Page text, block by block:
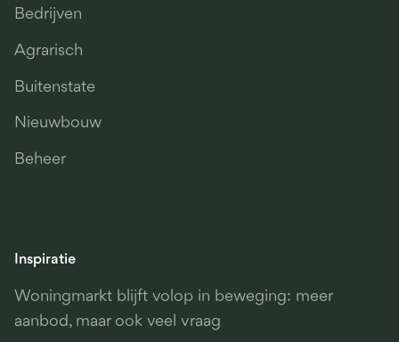
Bedrijven
Agrarisch
Buitenstate
Nieuwbouw
Beheer
Inspiratie
Woningmarkt blijft volop in beweging: meer
aanbod, maar ook veel vraag